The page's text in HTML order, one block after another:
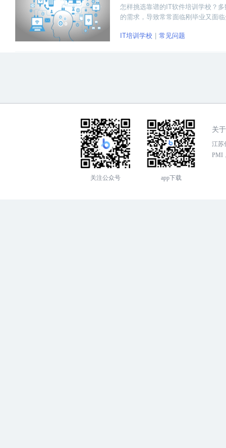
怎样挑选靠谱的IT软件培训学校？
的需求，导致常常面临刚毕业又面
IT培训学校
常见问题
关注公众号 app下载
关
江苏
PMI